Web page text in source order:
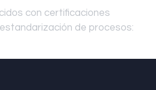
con certificaciones
de procesos: